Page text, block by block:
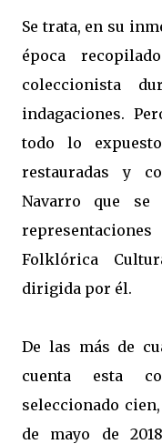
Se trata, en su
época
coleccionista
indagaciones.
todo lo
restauradas y
Navarro que
Folklórica
dirigida por él.
De las más de
cuenta esta
seleccionado
de mayo de